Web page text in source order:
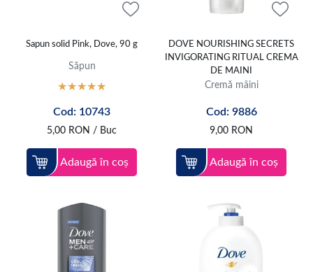
Sapun solid Pink, Dove, 90 g
Săpun
Cod: 10743
5,00 RON / Buc
Adaugă în coș
DOVE NOURISHING SECRETS
INVIGORATING RITUAL CREMA
DE MAINI
Cremă mâini
Cod: 9886
9,00 RON
Adaugă în coș